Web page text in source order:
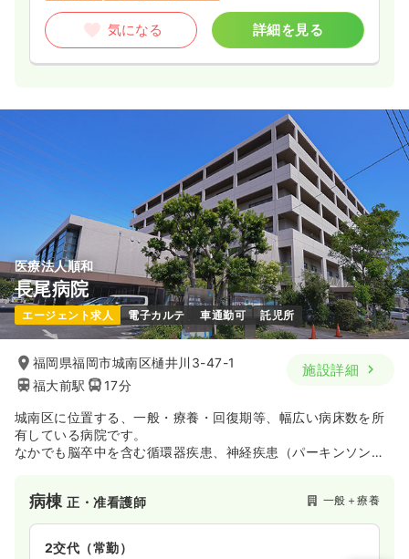
気になる 詳細を見る
医療法人順和
長尾病院
エージェント求人 電子カルテ 車通勤可 託児所
福岡県福岡市城南区樋井川3-47-1
福大前駅
17分
施設詳細
城南区に位置する、一般・療養・回復期等、幅広い病床数を所
有している病院です。
なかでも脳卒中を含む循環器疾患、神経疾患（パーキンソン病
査機器を導入して、力を入れています。
関連施設として老人保健施設・訪問看護ステーション等の在宅
ケアセンターの併設を行い、皆様方のライフステージや病状に
応じた幅広いサービスを提供に努めています。
病棟正・准看護師 一般＋療養
2交代（常勤）